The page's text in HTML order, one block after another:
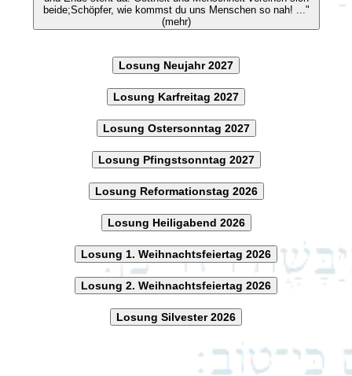
beide;Schöpfer, wie kommst du uns Menschen so nah! ..."
(mehr)
Losung Neujahr 2027
Losung Karfreitag 2027
Losung Ostersonntag 2027
Losung Pfingstsonntag 2027
Losung Reformationstag 2026
Losung Heiligabend 2026
Losung 1. Weihnachtsfeiertag 2026
Losung 2. Weihnachtsfeiertag 2026
Losung Silvester 2026